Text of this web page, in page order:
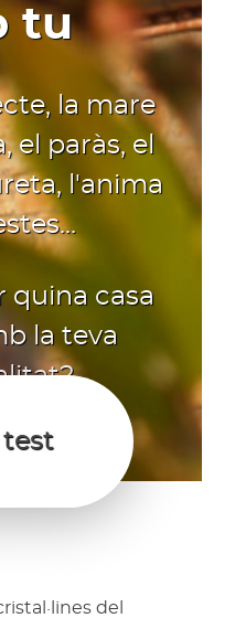
tu
la mare
el paràs, el
l'anima
quina casa
la teva
test
del